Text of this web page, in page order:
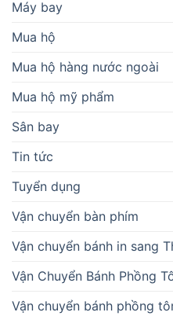
Máy bay
Mua hộ
Mua hộ hàng nước ngoài
Mua hộ mỹ phẩm
Sân bay
Tin tức
Tuyển dụng
Vận chuyển bàn phím
Vận chuyển bánh in sang
Vận Chuyển Bánh Phồng
Vận chuyển bánh phồng